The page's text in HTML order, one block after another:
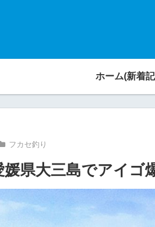
ホーム(新着
フカセ釣り
媛県大三島でアイゴ